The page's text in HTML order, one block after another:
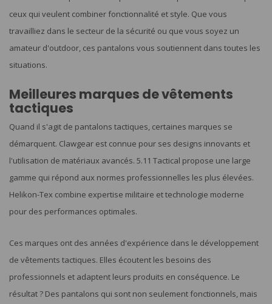
ceux qui veulent combiner fonctionnalité et style. Que vous
travailliez dans le secteur de la sécurité ou que vous soyez un
amateur d'outdoor, ces pantalons vous soutiennent dans toutes les
situations.
Meilleures marques de vêtements
tactiques
Quand il s'agit de pantalons tactiques, certaines marques se
démarquent. Clawgear est connue pour ses designs innovants et
l'utilisation de matériaux avancés. 5.11 Tactical propose une large
gamme qui répond aux normes professionnelles les plus élevées.
Helikon-Tex combine expertise militaire et technologie moderne
pour des performances optimales.
Ces marques ont des années d'expérience dans le développement
de vêtements tactiques. Elles écoutent les besoins des
professionnels et adaptent leurs produits en conséquence. Le
résultat ? Des pantalons qui sont non seulement fonctionnels, mais